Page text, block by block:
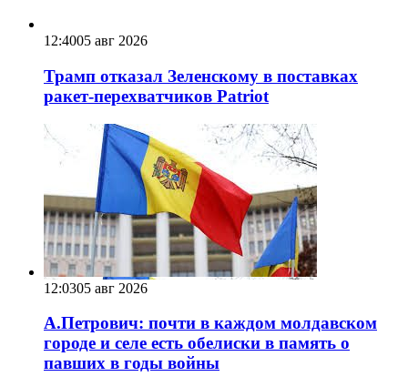
12:4005 авг 2026
Трамп отказал Зеленскому в поставках
ракет-перехватчиков Patriot
12:0305 авг 2026
А.Петрович: почти в каждом молдавском
городе и селе есть обелиски в память о
павших в годы войны